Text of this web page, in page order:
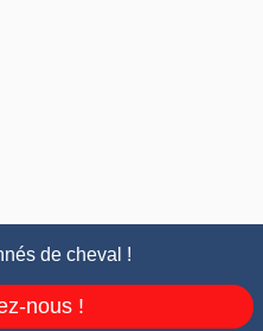
de cheval !
nous !